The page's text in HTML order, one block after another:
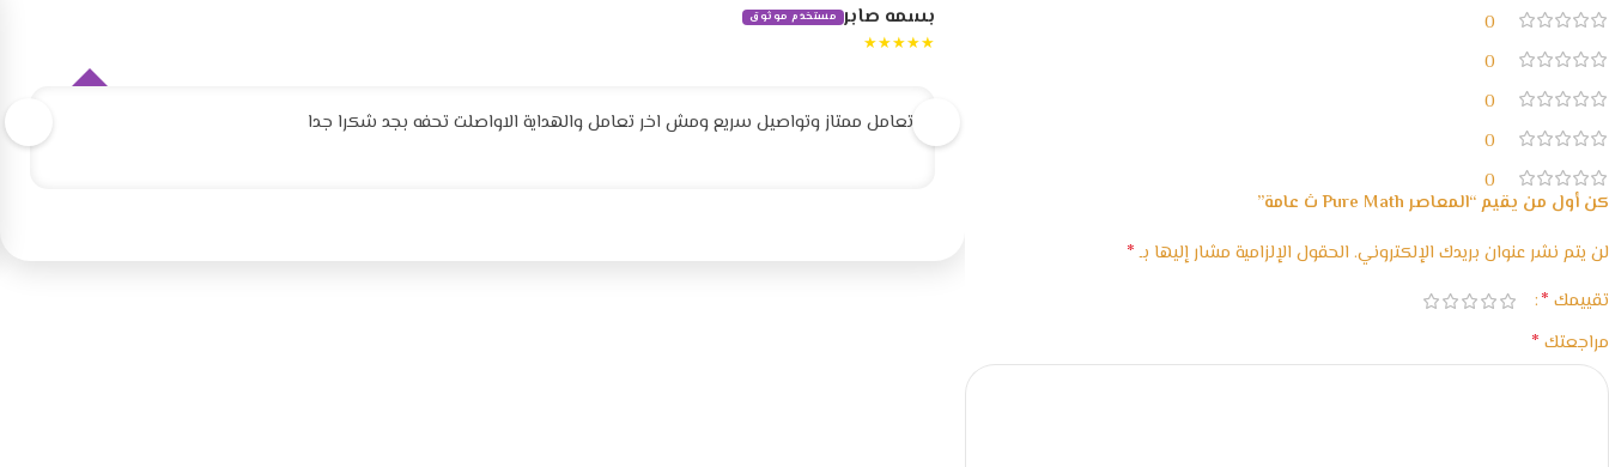
0
0
0
0
0
كن أول من يقيم “المعاصر Pure Math ث عامة”
لن يتم نشر عنوان بريدك الإلكتروني. الحقول الإلزامية مشار إليها بـ*
تقييمك *
مراجعتك *
بسمه صابر مستخدم موثوق
★★★★★
تعامل ممتاز وتواصيل سريع ومش اخر تعامل والهداية الاواصلت تحفه بجد شكرا جدا